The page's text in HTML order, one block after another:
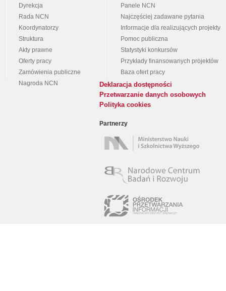
Dyrekcja
Rada NCN
Koordynatorzy
Struktura
Akty prawne
Oferty pracy
Zamówienia publiczne
Nagroda NCN
Panele NCN
Najczęściej zadawane pytania
Informacje dla realizujących projekty
Pomoc publiczna
Statystyki konkursów
Przykłady finansowanych projektów
Baza ofert pracy
Deklaracja dostępności
Przetwarzanie danych osobowych
Polityka cookies
Partnerzy